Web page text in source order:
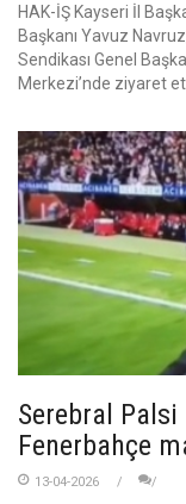
HAK-İŞ Kayseri İl
Başkanı Yavuz
Sendikası Genel
Merkezi’nde ziyaret
Serebral Palsi
Fenerbahçe
13-04-2026